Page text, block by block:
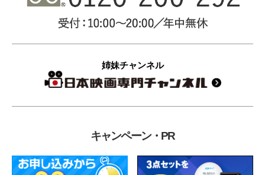
姉妹チャンネル
キャンペーン・PR